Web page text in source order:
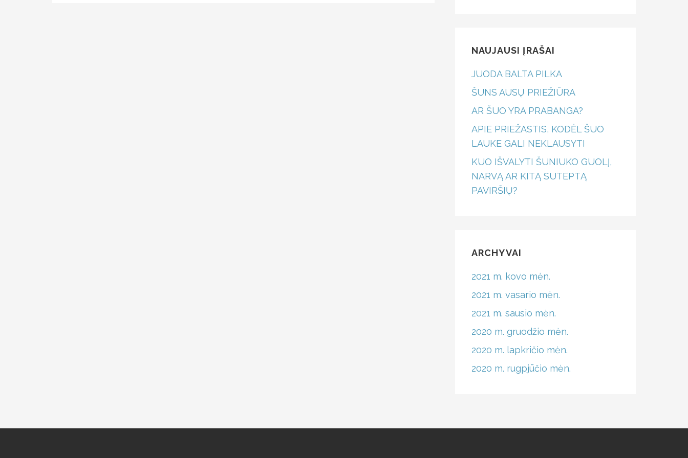
NAUJAUSI ĮRAŠAI
JUODA BALTA PILKA
ŠUNS AUSŲ PRIEŽIŪRA
AR ŠUO YRA PRABANGA?
APIE PRIEŽASTIS, KODĖL ŠUO
LAUKE GALI NEKLAUSYTI
KUO IŠVALYTI ŠUNIUKO GUOLĮ,
NARVĄ AR KITĄ SUTEPTĄ
PAVIRŠIŲ?
ARCHYVAI
2021 m. kovo mėn.
2021 m. vasario mėn.
2021 m. sausio mėn.
2020 m. gruodžio mėn.
2020 m. lapkričio mėn.
2020 m. rugpjūčio mėn.